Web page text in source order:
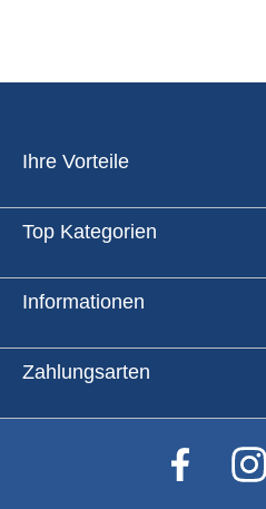
Ihre Vorteile
Top Kategorien
Informationen
Zahlungsarten